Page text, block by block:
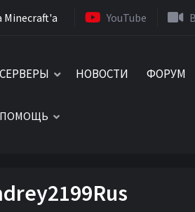
Minecraft'a YouTube
СЕРВЕРЫ НОВОСТИ ФОРУМ
ПОМОЩЬ